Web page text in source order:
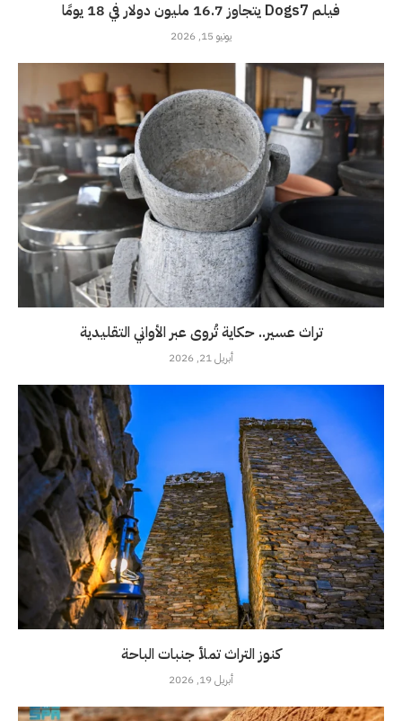
فيلم Dogs7 يتجاوز 16.7 مليون دولار في 18 يومًا
يونيو 15, 2026
تراث عسير.. حكاية تُروى عبر الأواني التقليدية
أبريل 21, 2026
كنوز التراث تملأ جنبات الباحة
أبريل 19, 2026